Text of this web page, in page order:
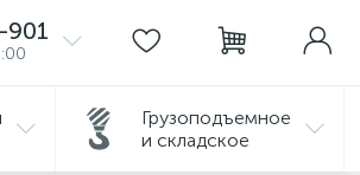
901
Грузоподъемное
и складское